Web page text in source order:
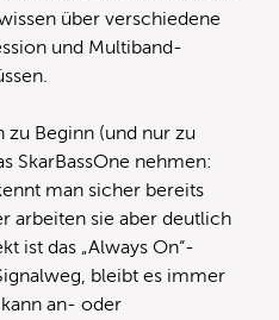
über verschiedene
und Multiband-
zu Beginn (und nur zu
SkarBassOne nehmen:
man sicher bereits
arbeiten sie aber deutlich
ist das „Always On“-
bleibt es immer
an- oder